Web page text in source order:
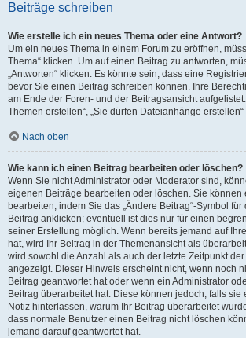
Beiträge schreiben
Wie erstelle ich ein neues Thema oder eine Antwort?
Um ein neues Thema in einem Forum zu eröffnen,
Thema“ klicken. Um auf einen Beitrag zu antworten,
„Antworten“ klicken. Es könnte sein, dass eine
bevor Sie einen Beitrag schreiben können. Ihre
am Ende der Foren- und der Beitragsansicht
Themen erstellen“, „Sie dürfen Dateianhänge erstellen“
Nach oben
Wie kann ich einen Beitrag bearbeiten oder löschen?
Wenn Sie nicht Administrator oder Moderator sind,
eigenen Beiträge bearbeiten oder löschen. Sie können
bearbeiten, indem Sie das „Ändere Beitrag“-Symbol
Beitrag anklicken; eventuell ist dies nur für einen
seiner Erstellung möglich. Wenn bereits jemand auf
hat, wird Ihr Beitrag in der Themenansicht als
wird sowohl die Anzahl als auch der letzte Zeitpunkt
angezeigt. Dieser Hinweis erscheint nicht, wenn noch
Beitrag geantwortet hat oder wenn ein Administrator
Beitrag überarbeitet hat. Diese können jedoch, falls sie
Notiz hinterlassen, warum Ihr Beitrag überarbeitet
dass normale Benutzer einen Beitrag nicht löschen
jemand darauf geantwortet hat.